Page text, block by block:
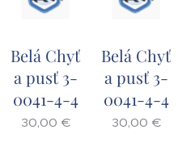
Belá Chyť
a pusť 3-
0041-4-4
30,00 €
Belá Chyť
a pusť 3-
0041-4-4
30,00 €